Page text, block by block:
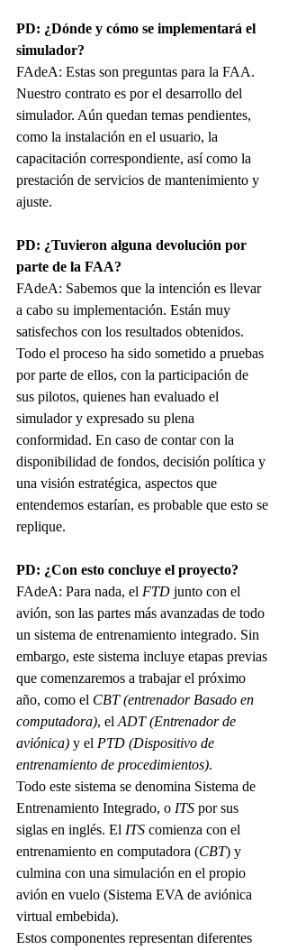
PD: ¿Dónde y cómo se implementará el
simulador?
FAdeA: Estas son preguntas para la FAA.
Nuestro contrato es por el desarrollo del
simulador. Aún quedan temas pendientes,
como la instalación en el usuario, la
capacitación correspondiente, así como la
prestación de servicios de mantenimiento y
ajuste.
PD: ¿Tuvieron alguna devolución por
parte de la FAA?
FAdeA: Sabemos que la intención es llevar
a cabo su implementación. Están muy
satisfechos con los resultados obtenidos.
Todo el proceso ha sido sometido a pruebas
por parte de ellos, con la participación de
sus pilotos, quienes han evaluado el
simulador y expresado su plena
conformidad. En caso de contar con la
disponibilidad de fondos, decisión política y
una visión estratégica, aspectos que
entendemos estarían, es probable que esto se
replique.
PD: ¿Con esto concluye el proyecto?
FAdeA: Para nada, el FTD junto con el
avión, son las partes más avanzadas de todo
un sistema de entrenamiento integrado. Sin
embargo, este sistema incluye etapas previas
que comenzaremos a trabajar el próximo
año, como el CBT (entrenador Basado en
computadora), el ADT (Entrenador de
aviónica) y el PTD (Dispositivo de
entrenamiento de procedimientos).
Todo este sistema se denomina Sistema de
Entrenamiento Integrado, o ITS por sus
siglas en inglés. El ITS comienza con el
entrenamiento en computadora (CBT) y
culmina con una simulación en el propio
avión en vuelo (Sistema EVA de aviónica
virtual embebida).
Estos componentes representan diferentes